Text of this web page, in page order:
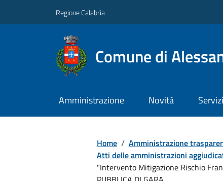
Regione Calabria
Comune di
Amministrazione Novità Servizi
Home / Amministrazione
Atti delle amministrazioni
"Intervento Mitigazione Rischio